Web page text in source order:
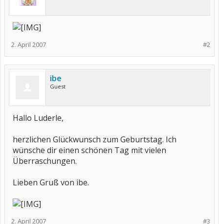
#2
2. April 2007
ibe
Guest
Hallo Luderle,
herzlichen Glückwunsch zum Geburtstag. Ich
wünsche dir einen schönen Tag mit vielen
Überraschungen.
Lieben Gruß von ibe.
#3
2. April 2007